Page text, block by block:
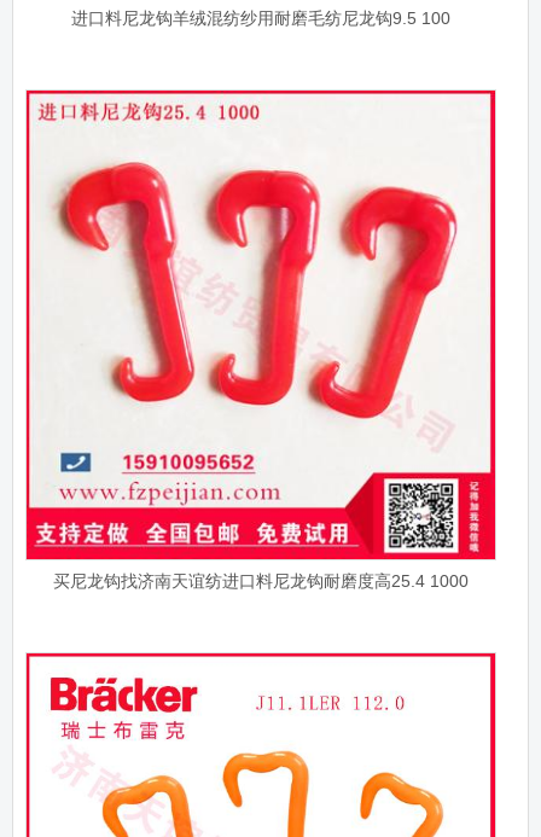
进口料尼龙钩羊绒混纺纱用耐磨毛纺尼龙钩9.5 100
买尼龙钩找济南天谊纺进口料尼龙钩耐磨度高25.4 1000